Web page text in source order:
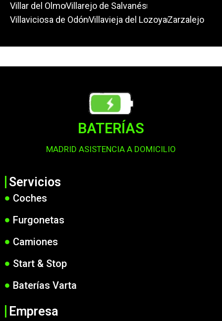
Villar del OlmoVillarejo de Salvanés
Villaviciosa de OdónVillavieja del LozoyaZarzalejo
BATERÍAS
MADRID ASISTENCIA A DOMICILIO
Servicios
Coches
Furgonetas
Camiones
Start & Stop
Baterías Varta
Empresa